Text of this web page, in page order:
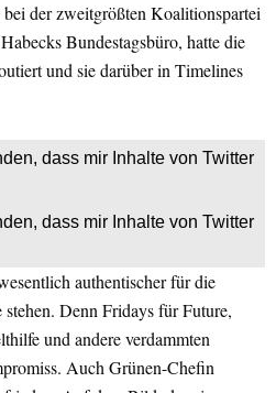
der zweitgrößten Koalitionspartei
Bundestagsbüro, hatte die
und sie darüber in Timelines
dass mir Inhalte von Twitter
dass mir Inhalte von Twitter
authentischer für die
Denn Fridays für Future,
und andere verdammten
Auch Grünen-Chefin